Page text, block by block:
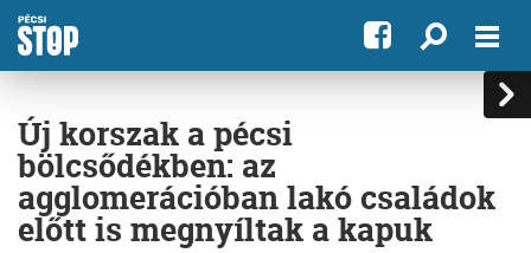
Új korszak a pécsi
bölcsődékben: az
agglomerációban lakó családok
előtt is megnyíltak a kapuk